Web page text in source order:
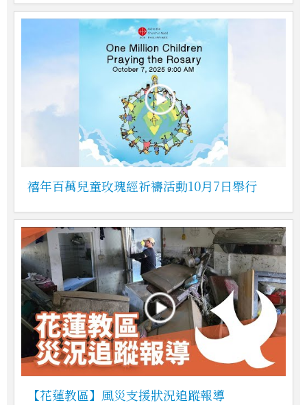
禧年百萬兒童玫瑰經祈禱活動10月7日舉行
【花蓮教區】風災支援狀況追蹤報導